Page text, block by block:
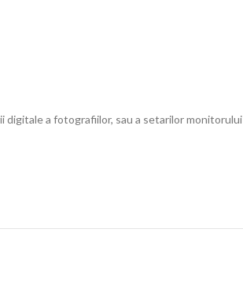
a fotografiilor, sau a setarilor